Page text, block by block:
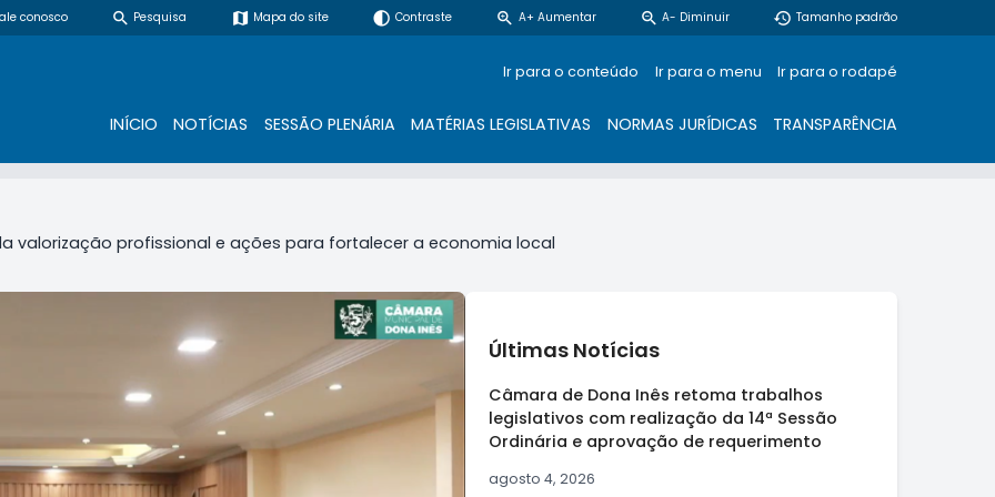
conosco search Pesquisa map Mapa do site contrast Contraste zoom_in A+ Aumentar zoom_out A- Diminuir restore Tamanho padrão
Ir para o conteúdo Ir para o menu Ir para o rodapé
INÍCIO NOTÍCIAS SESSÃO PLENÁRIA MATÉRIAS LEGISLATIVAS NORMAS JURÍDICAS TRANSPARÊNCIA
valorização profissional e ações para fortalecer a economia local
Últimas Notícias
Câmara de Dona Inês retoma trabalhos
legislativos com realização da 14ª Sessão
Ordinária e aprovação de requerimento
agosto 4, 2026